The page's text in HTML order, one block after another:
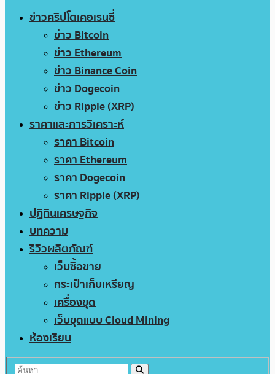
ข่าวคริปโตเคอเรนซี่
ข่าว Bitcoin
ข่าว Ethereum
ข่าว Binance Coin
ข่าว Dogecoin
ข่าว Ripple (XRP)
ราคาและการวิเคราะห์
ราคา Bitcoin
ราคา Ethereum
ราคา Dogecoin
ราคา Ripple (XRP)
ปฏิทินเศรษฐกิจ
บทความ
รีวิวผลิตภัณฑ์
เว็บซื้อขาย
กระเป๋าเก็บเหรียญ
เครื่องขุด
เว็บขุดแบบ Cloud Mining
ห้องเรียน